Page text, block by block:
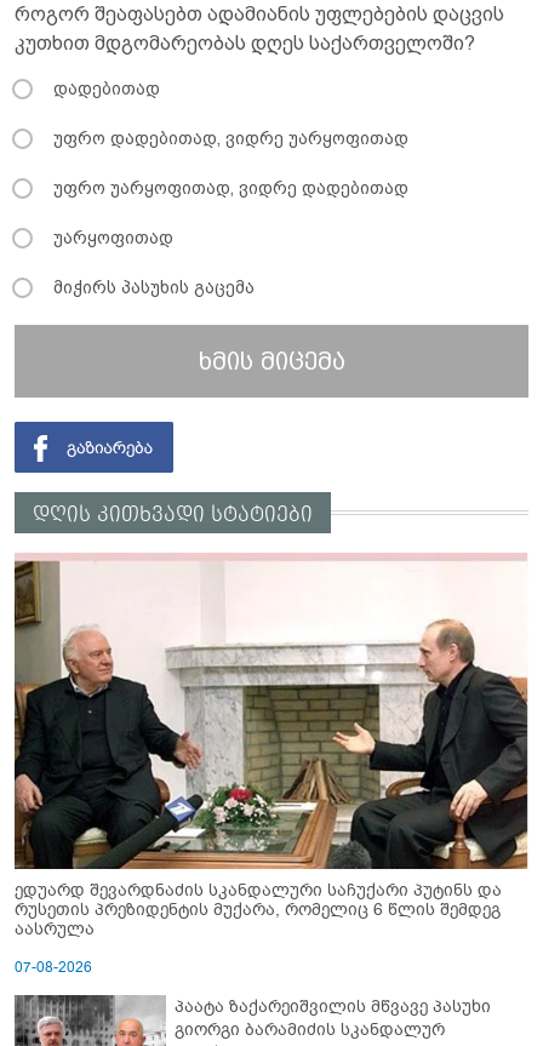
როგორ შეაფასებთ ადამიანის უფლებების დაცვის
კუთხით მდგომარეობას დღეს საქართველოში?
დადებითად
უფრო დადებითად, ვიდრე უარყოფითად
უფრო უარყოფითად, ვიდრე დადებითად
უარყოფითად
მიჭირს პასუხის გაცემა
ხმის მიცემა
დღის კითხვადი სტატიები
ედუარდ შევარდნაძის სკანდალური საჩუქარი პუტინს და
რუსეთის პრეზიდენტის მუქარა, რომელიც 6 წლის შემდეგ
აასრულა
07-08-2026
პაატა ზაქარეიშვილის მწვავე პასუხი
გიორგი ბარამიძის სკანდალურ